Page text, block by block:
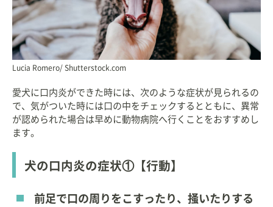
Lucia Romero/ Shutterstock.com
愛犬に口内炎ができた時には、次のような症状が見られるの
で、気がついた時には口の中をチェックするとともに、異常
が認められた場合は早めに動物病院へ行くことをおすすめし
ます。
犬の口内炎の症状①【行動】
前足で口の周りをこすったり、掻いたりする